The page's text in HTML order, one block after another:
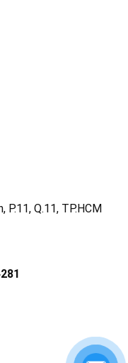
P.11, Q.11, TP.HCM